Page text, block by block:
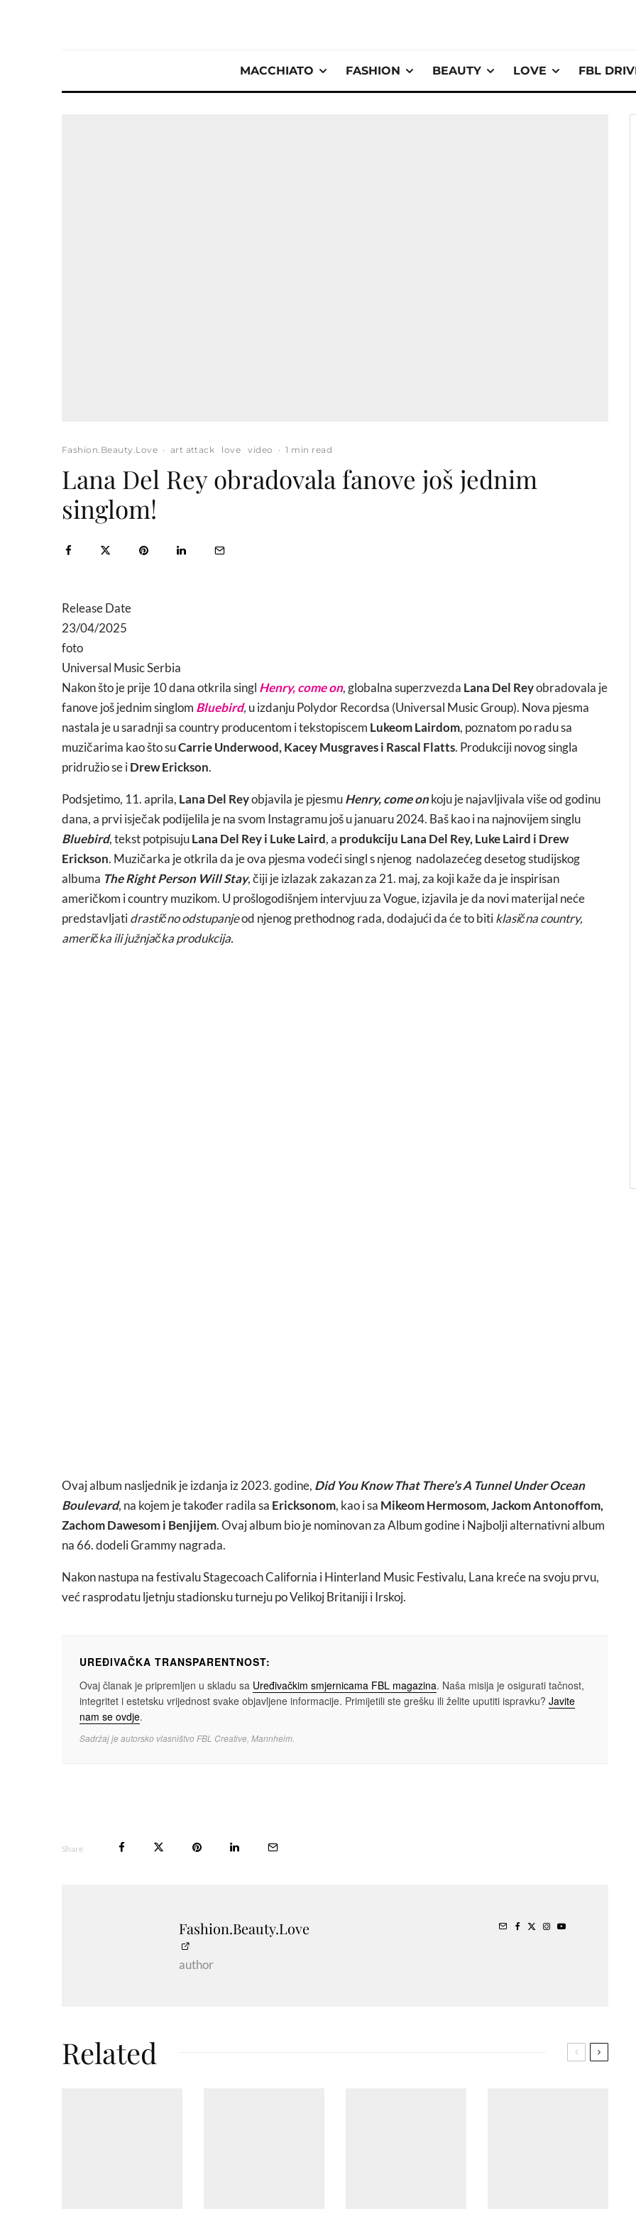
MACCHIATO FASHION BEAUTY LOVE FBL
Fashion.Beauty.Love · art attack love video · 1 min read
Lana Del Rey obradovala fanove još jednim
singlom!
Release Date
23/04/2025
foto
Universal Music Serbia
Nakon što je prije 10 dana otkrila singl Henry, come on, globalna superzvezda Lana Del Reyobradovala je
fanove još jednim singlom Bluebird, u izdanju Polydor Recordsa (Universal Music Group). Nova pjesma
nastala je u saradnji sa country producentom i tekstopiscem Lukeom Lairdom, poznatom po radu sa
muzičarima kao što suCarrie Underwood, Kacey Musgraves i Rascal Flatts. Produkciji novog singla
pridružio se iDrew Erickson.
Podsjetimo, 11. aprila, Lana Del Reyobjavila je pjesmuHenry, come onkoju je najavljivala više od godinu
dana, a prvi isječak podijelila je na svom Instagramu još u januaru 2024. Baš kao i na najnovijem singlu
Bluebird, tekst potpisujuLana Del Rey i Luke Laird, a produkciju Lana Del Rey, Luke Laird i Drew
Erickson. Muzičarka je otkrila da je ova pjesma vodeći singl s njenog nadolazećeg desetog studijskog
albuma The Right Person Will Stay, čiji je izlazak zakazan za 21. maj, za koji kaže da je inspirisan
američkom i country muzikom. U prošlogodišnjem intervjuu za Vogue, izjavila je da novi materijal neće
predstavljatidrastično odstupanjeod njenog prethodnog rada, dodajući da će to bitiklasična country,
američka ili južnjačka produkcija.
Ovaj album nasljednik je izdanja iz 2023. godine, Did You Know That There’s A Tunnel Under Ocean
Boulevard, na kojem je također radila sa Ericksonom, kao i sa Mikeom Hermosom, Jackom Antonoffom,
Zachom Dawesom i Benjijem. Ovaj album bio je nominovan za Album godine i Najbolji alternativni album
na 66. dodeli Grammy nagrada.
Nakon nastupa na festivalu Stagecoach California i Hinterland Music Festivalu, Lana kreće na svoju prvu,
već rasprodatu ljetnju stadionsku turneju po Velikoj Britaniji i Irskoj.
UREĐIVAČKA TRANSPARENTNOST:
Ovaj članak je pripremljen u skladu sa Uređivačkim smjernicama FBL magazina. Naša misija je osigurati tačnost,
integritet i estetsku vrijednost svake objavljene informacije. Primijetili ste grešku ili želite uputiti ispravku? Javite
nam se ovdje.
Sadržaj je autorsko vlasništvo FBL Creative, Mannheim.
Share
Fashion.Beauty.Love
author
Related